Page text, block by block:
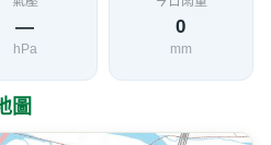
—
hPa
0
mm
圖